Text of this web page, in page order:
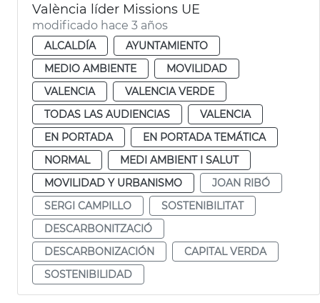
València líder Missions UE
modificado hace 3 años
ALCALDÍA
AYUNTAMIENTO
MEDIO AMBIENTE
MOVILIDAD
VALENCIA
VALENCIA VERDE
TODAS LAS AUDIENCIAS
VALENCIA
EN PORTADA
EN PORTADA TEMÁTICA
NORMAL
MEDI AMBIENT I SALUT
MOVILIDAD Y URBANISMO
JOAN RIBÓ
SERGI CAMPILLO
SOSTENIBILITAT
DESCARBONITZACIÓ
DESCARBONIZACIÓN
CAPITAL VERDA
SOSTENIBILIDAD